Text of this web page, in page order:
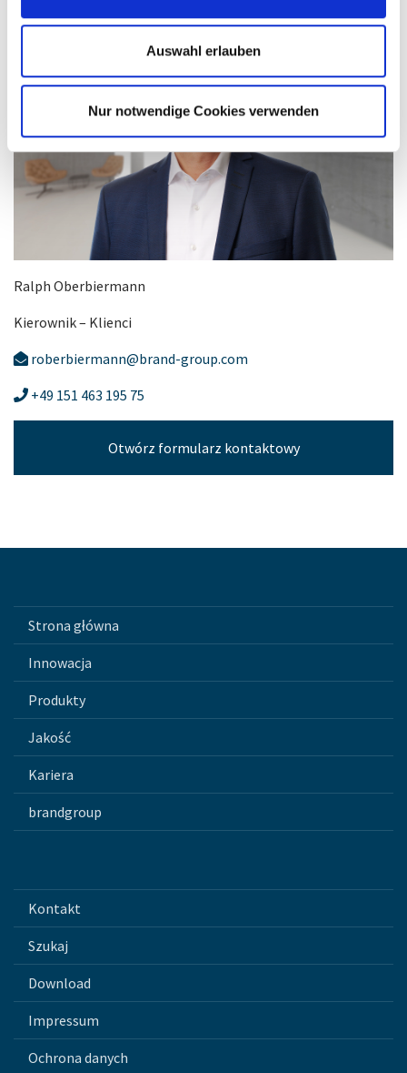
Auswahl erlauben
Nur notwendige Cookies verwenden
Ralph Oberbiermann
Kierownik – Klienci
roberbiermann@brand-group.com
+49 151 463 195 75
Otwórz formularz kontaktowy
Strona główna
Innowacja
Produkty
Jakość
Kariera
brandgroup
Kontakt
Szukaj
Download
Impressum
Ochrona danych